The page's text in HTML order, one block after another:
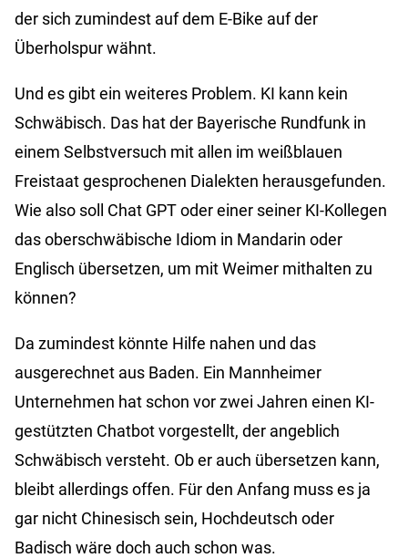
der sich zumindest auf dem E-Bike auf der
Überholspur wähnt.
Und es gibt ein weiteres Problem. KI kann kein
Schwäbisch. Das hat der Bayerische Rundfunk in
einem Selbstversuch mit allen im weißblauen
Freistaat gesprochenen Dialekten herausgefunden.
Wie also soll Chat GPT oder einer seiner KI-Kollegen
das oberschwäbische Idiom in Mandarin oder
Englisch übersetzen, um mit Weimer mithalten zu
können?
Da zumindest könnte Hilfe nahen und das
ausgerechnet aus Baden. Ein Mannheimer
Unternehmen hat schon vor zwei Jahren einen KI-
gestützten Chatbot vorgestellt, der angeblich
Schwäbisch versteht. Ob er auch übersetzen kann,
bleibt allerdings offen. Für den Anfang muss es ja
gar nicht Chinesisch sein, Hochdeutsch oder
Badisch wäre doch auch schon was.